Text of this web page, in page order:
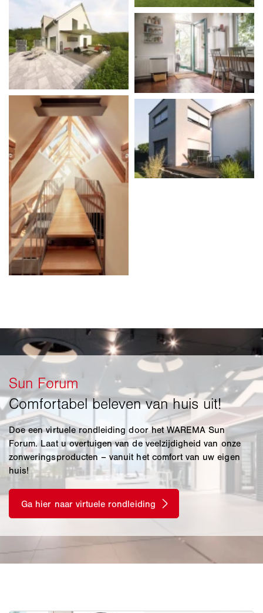
Doe een virtuele rondleiding door het WAREMA Sun
Forum. Laat u overtuigen van de veelzijdigheid van onze
zonweringsproducten – vanuit het comfort van uw eigen
huis!